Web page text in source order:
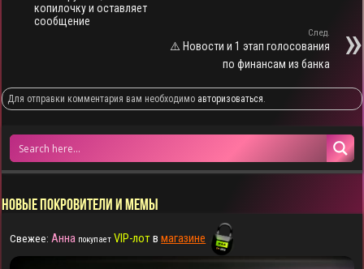
копилочку и оставляет
сообщение
След.
⚠️ Новости и 1 этап голосования
по финансам из банка
Для отправки комментария вам необходимо авторизоваться.
НОВЫЕ ПОКРОВИТЕЛИ И МЕМЫ
Свежее: Анна покупает VIP-лотвмагазине